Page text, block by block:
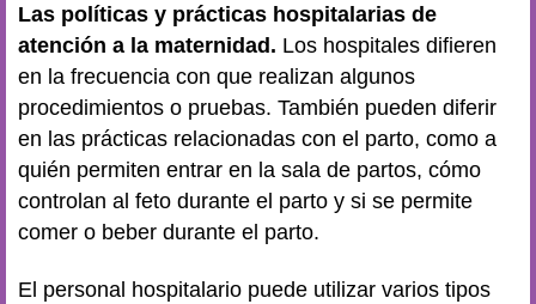
Las políticas y prácticas hospitalarias de
atención a la maternidad. Los hospitales difieren
en la frecuencia con que realizan algunos
procedimientos o pruebas. También pueden diferir
en las prácticas relacionadas con el parto, como a
quién permiten entrar en la sala de partos, cómo
controlan al feto durante el parto y si se permite
comer o beber durante el parto.
El personal hospitalario puede utilizar varios tipos